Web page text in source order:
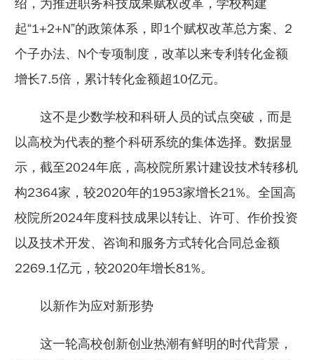
绍，为推进职务科技成果赋权改革，学校构建
起“1+2+N”的政策体系，即1个赋权改革总方案、2
个子办法、N个专项制度，改革以来专利转化金额
增长7.5倍，累计转化金额超10亿元。
这不是少数学校和科研人员的试点突破，而是
以高校为代表的整个科研系统的集体选择。数据显
示，截至2024年底，高校院所累计建设技术转移机
构2364家，较2020年的1953家增长21%。全国高
校院所2024年度科技成果以转让、许可、作价投资
以及技术开发、咨询和服务方式转化合同总金额
2269.1亿元，较2020年增长81%。
以新作为应对新形势
这一轮高校创新创业热潮有鲜明的时代背景，